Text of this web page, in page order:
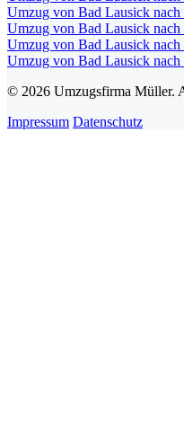
Umzug von Bad Lausick nach
Umzug von Bad Lausick nach
Umzug von Bad Lausick
Umzug von Bad Lausick nach
© 2026 Umzugsfirma Müller.
Impressum Datenschutz